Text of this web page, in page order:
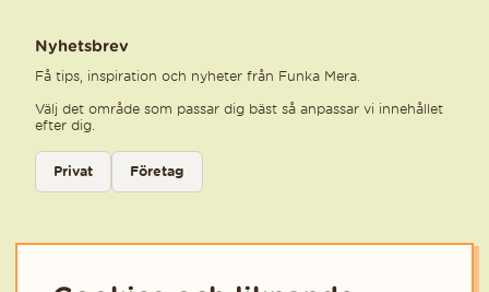
Nyhetsbrev
Få tips, inspiration och nyheter från Funka Mera.
Välj det område som passar dig bäst så anpassar vi innehållet
efter dig.
Välj kategori för nyhetsbrev
Privat
Företag